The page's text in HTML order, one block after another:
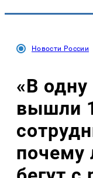
Новости России
«В
вышли
почему